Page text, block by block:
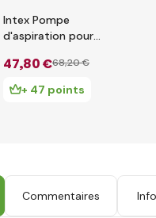
Intex Pompe
d'aspiration pour
47,80 €68,20 €
+ 47 points
Commentaires